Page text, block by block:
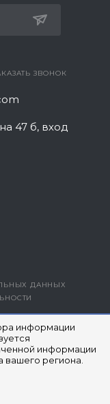
информации
информации
вашего региона.
ЗВОНОК
47 б, вход
ДАННЫХ